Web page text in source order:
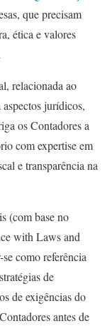
que precisam
ética e valores
relacionada ao
jurídicos,
os Contadores a
com expertise em
e transparência na
(com base no
with Laws and
como referência
de
de exigências do
antes de